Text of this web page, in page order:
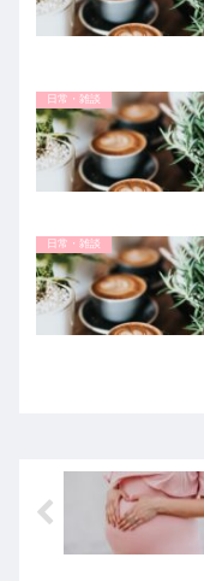
日常・雑談
日常・雑談